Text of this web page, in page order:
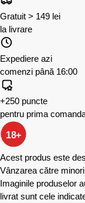
Gratuit > 149 lei
la livrare
Expediere azi
comenzi până 16:00
+250 puncte
pentru prima
18+
Acest produs este
Vânzarea către
Imaginile produselor
livrat sunt cele